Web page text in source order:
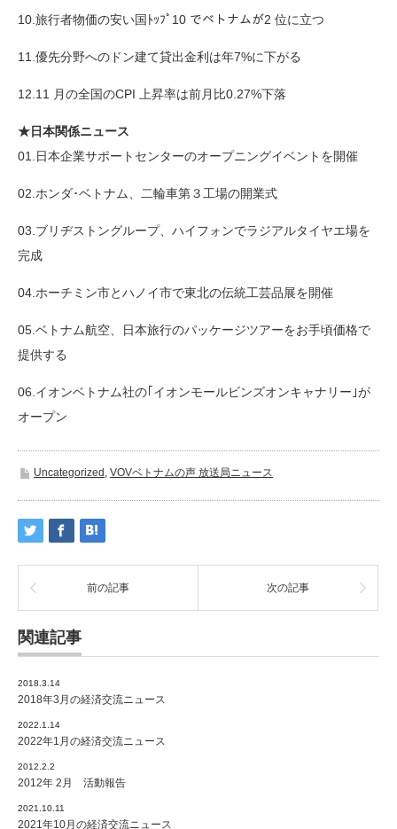
10.旅行者物価の安い国ﾄｯﾌﾟ10 でベトナムが2 位に立つ
11.優先分野へのドン建て貸出金利は年7%に下がる
12.11 月の全国のCPI 上昇率は前月比0.27%下落
★日本関係ニュース
01.日本企業サポートセンターのオープニングイベントを開催
02.ホンダ･ベトナム、二輪車第３工場の開業式
03.ブリヂストングループ、ハイフォンでラジアルタイヤエ場を
完成
04.ホーチミン市とハノイ市で東北の伝統工芸品展を開催
05.ベトナム航空、日本旅行のパッケージツアーをお手頃価格で
提供する
06.イオンベトナム社の｢イオンモールビンズオンキャナリー｣が
オープン
Uncategorized , VOVベトナムの声 放送局ニュース
前の記事 次の記事
関連記事
2018.3.14
2018年3月の経済交流ニュース
2022.1.14
2022年1月の経済交流ニュース
2012.2.2
2012年 2月 活動報告
2021.10.11
2021年10月の経済交流ニュース